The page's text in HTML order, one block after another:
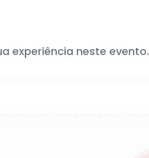
experiência neste evento.